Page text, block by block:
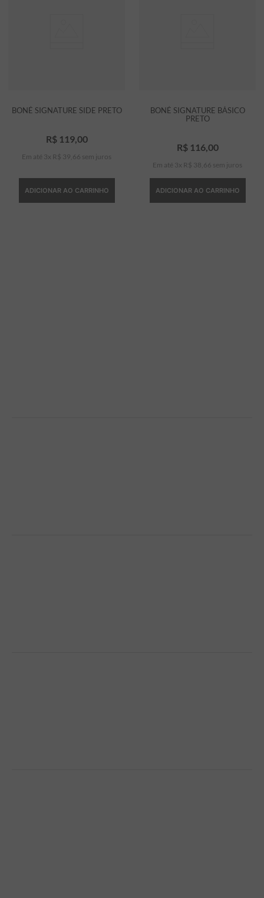
BONÉ SIGNATURE SIDE PRETO
R$ 119, 00
Em até 3 x R$ 39 66 sem juros
ADICIONAR AO CARRINHO
BONÉ SIGNATURE BÁSICO
PRETO
R$ 116, 00
Em até 3 x R$ 38 66 sem juros
ADICIONAR AO CARRINHO